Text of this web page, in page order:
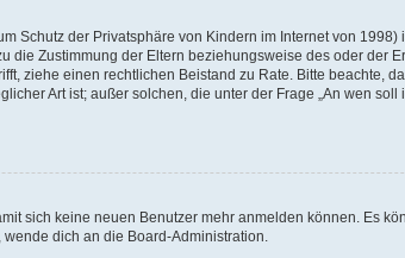
Schutz der Privatsphäre von Kindern im Internet von
Zustimmung der Eltern beziehungsweise des oder der
ziehe einen rechtlichen Beistand zu Rate. Bitte beachte,
Art ist; außer solchen, die unter der Frage „An wen
sich keine neuen Benutzer mehr anmelden können. Es
dich an die Board-Administration.